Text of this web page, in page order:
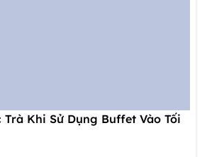
Trà Khi Sử Dụng Buffet Vào Tối